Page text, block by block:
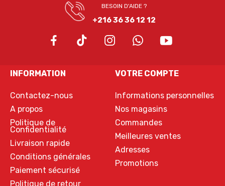
BESOIN D'AIDE ?
+216 36 36 12 12
INFORMATION
Contactez-nous
A propos
Politique de
Confidentialité
Livraison rapide
Conditions générales
Paiement sécurisé
Politique de retour
VOTRE COMPTE
Informations personnelles
Nos magasins
Commandes
Meilleures ventes
Adresses
Promotions